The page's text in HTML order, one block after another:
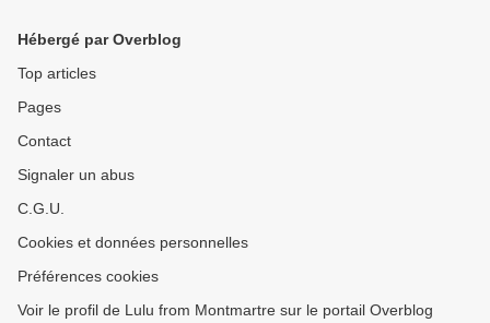
Hébergé par Overblog
Top articles
Pages
Contact
Signaler un abus
C.G.U.
Cookies et données personnelles
Préférences cookies
Voir le profil de Lulu from Montmartre sur le portail Overblog